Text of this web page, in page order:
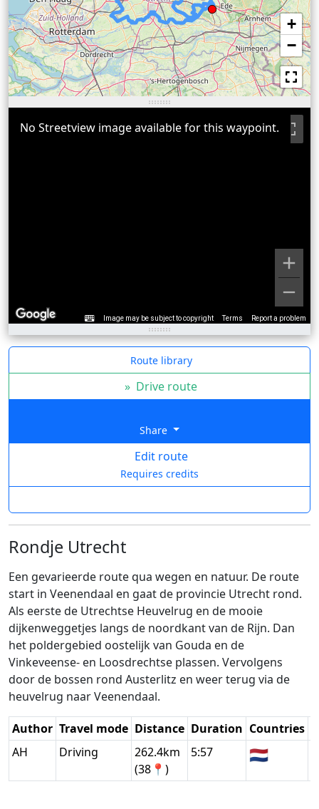
+
−
Image may be subject to copyright Terms Report a problem
No Streetview image available for this waypoint.
Route library
» Drive route
Share
Edit route
Requires credits
Rondje Utrecht
Een gevarieerde route qua wegen en natuur. De route
start in Veenendaal en gaat de provincie Utrecht rond.
Als eerste de Utrechtse Heuvelrug en de mooie
dijkenweggetjes langs de noordkant van de Rijn. Dan
het poldergebied oostelijk van Gouda en de
Vinkeveense- en Loosdrechtse plassen. Vervolgens
door de bossen rond Austerlitz en weer terug via de
heuvelrug naar Veenendaal.
Author Travel mode Distance Duration Countries
AH
Driving
262.4km
(38📍)
5:57 🇳🇱